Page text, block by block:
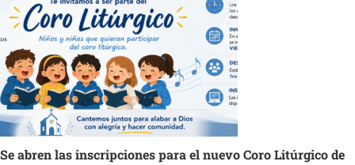
Se abren las inscripciones para el nuevo Coro Litúrgico de